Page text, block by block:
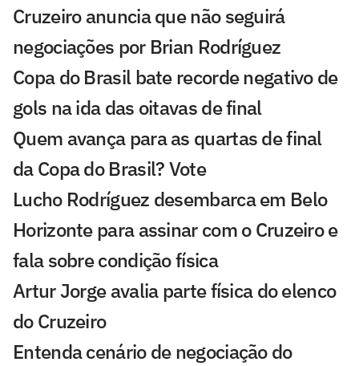
Cruzeiro anuncia que não seguirá
negociações por Brian Rodríguez
Copa do Brasil bate recorde negativo de
gols na ida das oitavas de final
Quem avança para as quartas de final
da Copa do Brasil? Vote
Lucho Rodríguez desembarca em Belo
Horizonte para assinar com o Cruzeiro e
fala sobre condição física
Artur Jorge avalia parte física do elenco
do Cruzeiro
Entenda cenário de negociação do